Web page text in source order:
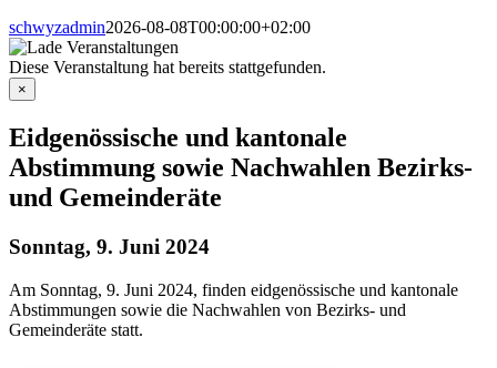
schwyzadmin2026-08-08T00:00:00+02:00
Diese Veranstaltung hat bereits stattgefunden.
×
Eidgenössische und kantonale
Abstimmung sowie Nachwahlen Bezirks-
und Gemeinderäte
Sonntag, 9. Juni 2024
Am Sonntag, 9. Juni 2024, finden eidgenössische und kantonale
Abstimmungen sowie die Nachwahlen von Bezirks- und
Gemeinderäte statt.